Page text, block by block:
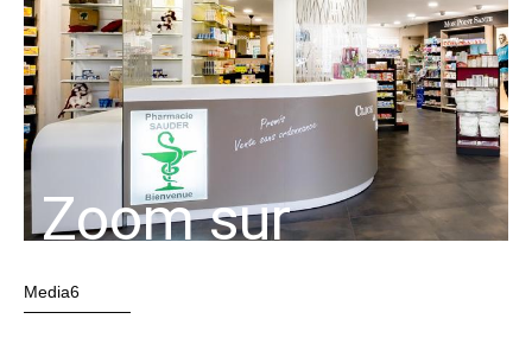
Zoom sur
Media6